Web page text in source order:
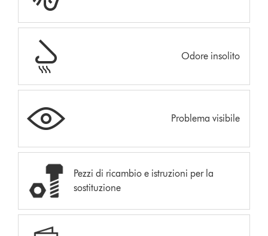
Odore insolito
Problema visibile
Pezzi di ricambio e istruzioni per la
sostituzione